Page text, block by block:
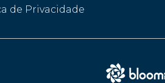
de Privacidade